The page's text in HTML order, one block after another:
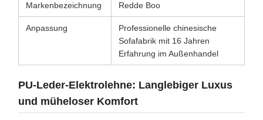
Markenbezeichnung Redde Boo
Anpassung
Professionelle chinesische
Sofafabrik mit 16 Jahren
Erfahrung im Außenhandel
PU-Leder-Elektrolehne: Langlebiger Luxus
und müheloser Komfort